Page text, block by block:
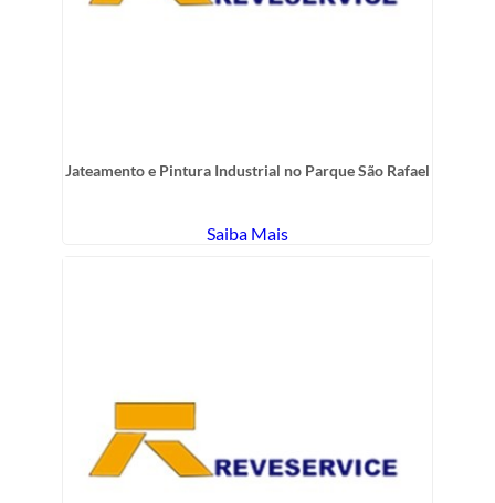
Jateamento e Pintura Industrial no Parque São Rafael
Saiba Mais